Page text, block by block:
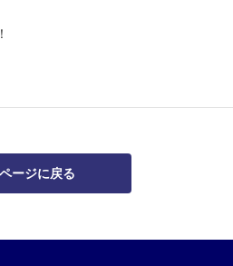
ージに戻る